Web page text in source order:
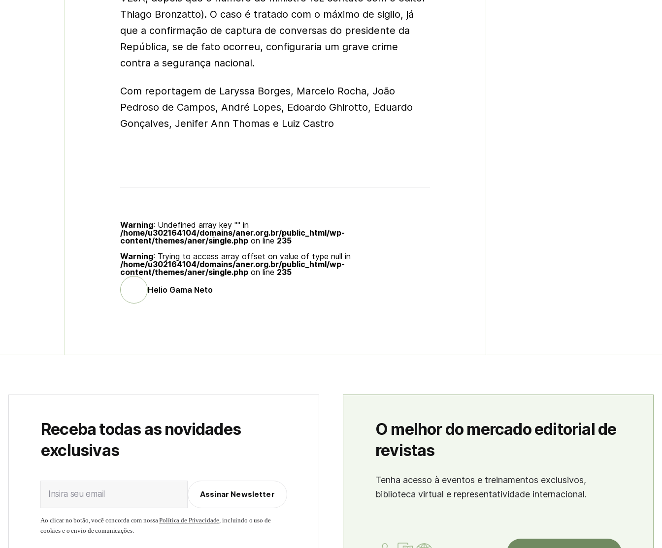
Thiago Bronzatto). O caso é tratado com o máximo de sigilo, já
que a confirmação de captura de conversas do presidente da
República, se de fato ocorreu, configuraria um grave crime
contra a segurança nacional.
Com reportagem de Laryssa Borges, Marcelo Rocha, João
Pedroso de Campos, André Lopes, Edoardo Ghirotto, Eduardo
Gonçalves, Jenifer Ann Thomas e Luiz Castro
Warning: Undefined array key "" in
/home/u302164104/domains/aner.org.br/public_html/wp-
content/themes/aner/single.php on line 235
Warning: Trying to access array offset on value of type null in
/home/u302164104/domains/aner.org.br/public_html/wp-
content/themes/aner/single.php on line 235
Helio Gama Neto
Receba todas as novidades
exclusivas
Insira seu email Assinar Newsletter
Ao clicar no botão, você concorda com nossaPolítica de Privacidade, incluindo o uso de
cookies e o envio de comunicações.
O melhor do mercado editorial de
revistas
Tenha acesso à eventos e treinamentos exclusivos,
biblioteca virtual e representatividade internacional.